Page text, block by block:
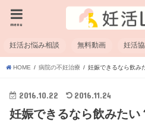
menu
妊活お悩み相談 無料動画 妊活
HOME 病院の不妊治療 妊娠できるなら飲み
2016.10.22 2016.11.24
妊娠できるなら飲みた